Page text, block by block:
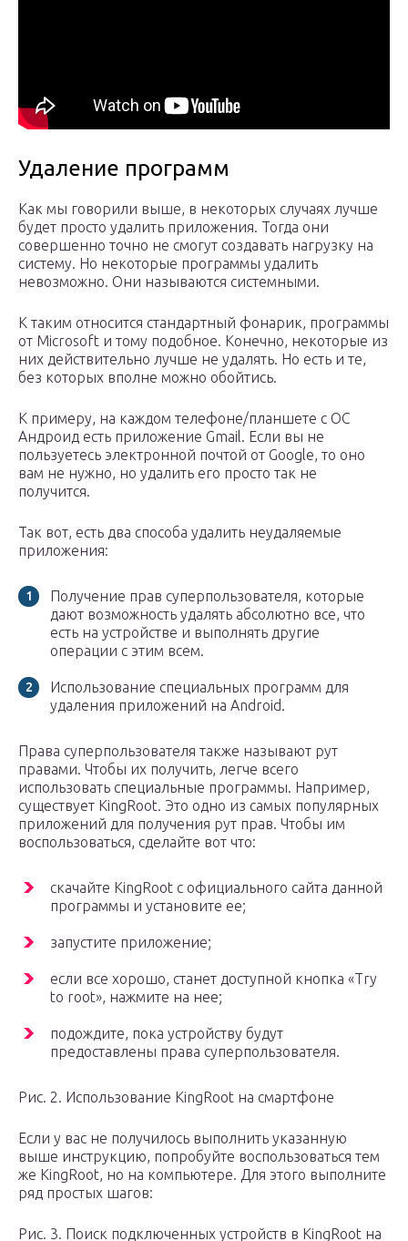
Удаление программ
Как мы говорили выше, в некоторых случаях лучше
будет просто удалить приложения. Тогда они
совершенно точно не смогут создавать нагрузку на
систему. Но некоторые программы удалить
невозможно. Они называются системными.
К таким относится стандартный фонарик, программы
от Microsoft и тому подобное. Конечно, некоторые из
них действительно лучше не удалять. Но есть и те,
без которых вполне можно обойтись.
К примеру, на каждом телефоне/планшете с ОС
Андроид есть приложение Gmail. Если вы не
пользуетесь электронной почтой от Google, то оно
вам не нужно, но удалить его просто так не
получится.
Так вот, есть два способа удалить неудаляемые
приложения:
Получение прав суперпользователя, которые
дают возможность удалять абсолютно все, что
есть на устройстве и выполнять другие
операции с этим всем.
Использование специальных программ для
удаления приложений на Android.
Права суперпользователя также называют рут
правами. Чтобы их получить, легче всего
использовать специальные программы. Например,
существует KingRoot. Это одно из самых популярных
приложений для получения рут прав. Чтобы им
воспользоваться, сделайте вот что:
скачайте KingRoot с официального сайта данной
программы и установите ее;
запустите приложение;
если все хорошо, станет доступной кнопка «Try
to root», нажмите на нее;
подождите, пока устройству будут
предоставлены права суперпользователя.
Рис. 2. Использование KingRoot на смартфоне
Если у вас не получилось выполнить указанную
выше инструкцию, попробуйте воспользоваться тем
же KingRoot, но на компьютере. Для этого выполните
ряд простых шагов:
Рис. 3. Поиск подключенных устройств в KingRoot на